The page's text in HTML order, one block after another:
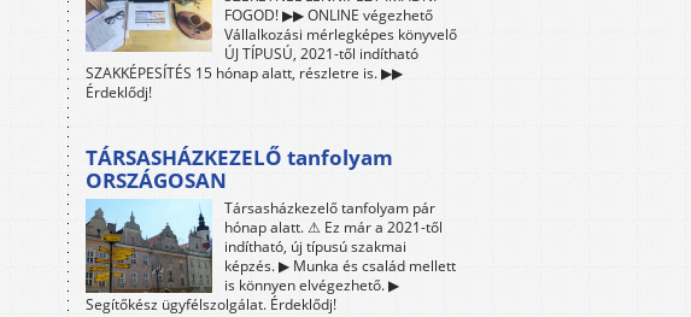
FOGOD! ▶▶ ONLINE végezhető
Vállalkozási mérlegképes könyvelő
ÚJ TÍPUSÚ, 2021-től indítható
SZAKKÉPESÍTÉS 15 hónap alatt, részletre is. ▶▶
Érdeklődj!
TÁRSASHÁZKEZELŐ tanfolyam
ORSZÁGOSAN
Társasházkezelő tanfolyam pár
hónap alatt. ⚠ Ez már a 2021-től
indítható, új típusú szakmai
képzés. ▶ Munka és család mellett
is könnyen elvégezhető. ▶
Segítőkész ügyfélszolgálat. Érdeklődj!